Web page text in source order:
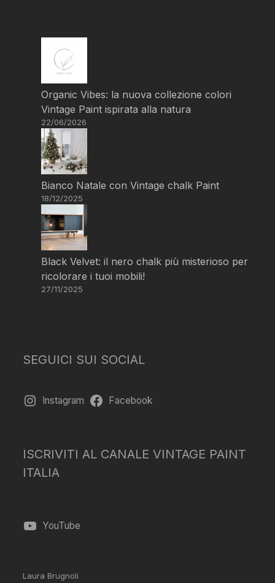
Organic Vibes: la nuova collezione colori
Vintage Paint ispirata alla natura
22/06/2026
Bianco Natale con Vintage chalk Paint
18/12/2025
Black Velvet: il nero chalk più misterioso per
ricolorare i tuoi mobili!
27/11/2025
SEGUICI SUI SOCIAL
Instagram Facebook
ISCRIVITI AL CANALE VINTAGE PAINT
ITALIA
YouTube
Laura Brugnoli